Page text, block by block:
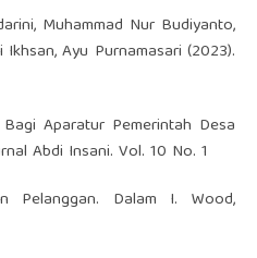
Muhammad Nur Budiyanto,
Ayu Purnamasari (2023).
Aparatur Pemerintah Desa
Abdi Insani. Vol. 10 No. 1
Pelanggan. Dalam I. Wood,